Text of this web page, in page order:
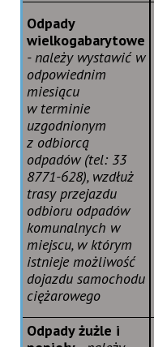
Odpady
wielkogabarytowe
- należy wystawić w
odpowiednim
miesiącu
w terminie
uzgodnionym
z odbiorcą
odpadów (tel: 33
8771-628), wzdłuż
trasy przejazdu
odbioru odpadów
komunalnych w
miejscu, w którym
istnieje możliwość
dojazdu samochodu
ciężarowego
Odpady żużle i